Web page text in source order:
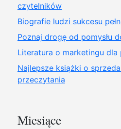
czytelników
Biografie ludzi sukcesu
Poznaj drogę od pomysłu
Literatura o marketingu
Najlepsze książki o
przeczytania
Miesiące